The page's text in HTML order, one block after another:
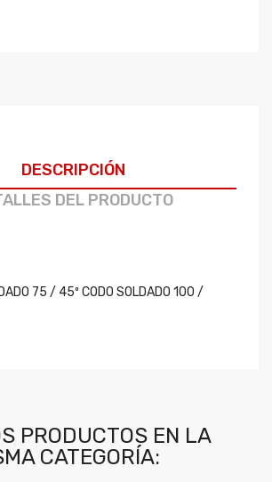
DESCRIPCIÓN
DEL PRODUCTO
75 / 45º CODO SOLDADO 100 /
PRODUCTOS EN LA
CATEGORÍA: